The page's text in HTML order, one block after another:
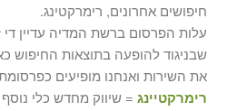
חיפושים אחרונים, רימרקטינג.
עלות הפרסום ברשת המדיה עדיין די
שבניגוד להופעה בתוצאות החיפוש
את השירות ואנחנו מופיעים
רימרקטיינג= שיווק מחדש כלי